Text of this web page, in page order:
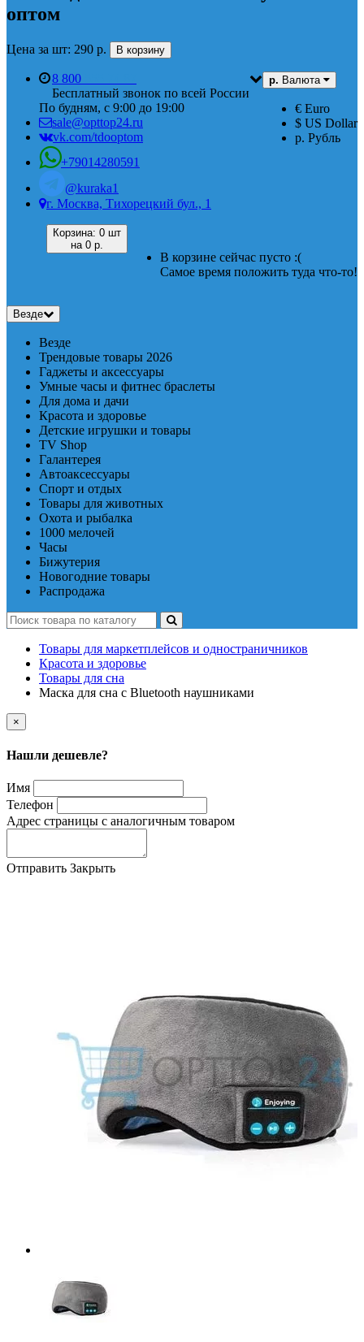
оптом
Цена за шт: 290 р. В корзину
р. Валюта
€ Euro
$ US Dollar
р. Рубль
8 800
Бесплатный звонок по всей России
По будням, с 9:00 до 19:00
sale@opttop24.ru
vk.com/tdooptom
+79014280591
@kuraka1
г. Москва, Тихорецкий бул., 1
Корзина: 0 шт
на 0 р.
В корзине сейчас пусто :(
Самое время положить туда что-то!
Везде
Везде
Трендовые товары 2026
Гаджеты и аксессуары
Умные часы и фитнес браслеты
Для дома и дачи
Красота и здоровье
Детские игрушки и товары
TV Shop
Галантерея
Автоаксессуары
Спорт и отдых
Товары для животных
Охота и рыбалка
1000 мелочей
Часы
Бижутерия
Новогодние товары
Распродажа
Товары для маркетплейсов и одностраничников
Красота и здоровье
Товары для сна
Маска для сна с Bluetooth наушниками
×
Нашли дешевле?
Имя
Телефон
Адрес страницы с аналогичным товаром
Отправить Закрыть